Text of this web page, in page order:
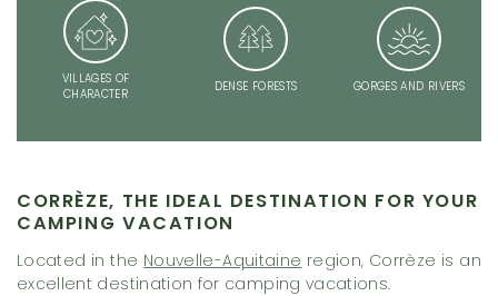
VILLAGES OF
CHARACTER
DENSE FORESTS GORGES AND RIVERS
CORRÈZE, THE IDEAL DESTINATION FOR YOUR
CAMPING VACATION
Located in the Nouvelle-Aquitaine region, Corrèze is an
excellent destination for camping vacations.